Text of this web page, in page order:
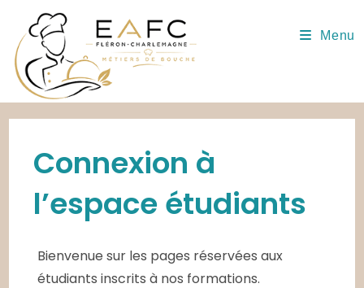
content
Menu
Connexion à
l’espace étudiants
Bienvenue sur les pages réservées aux
étudiants inscrits à nos formations.